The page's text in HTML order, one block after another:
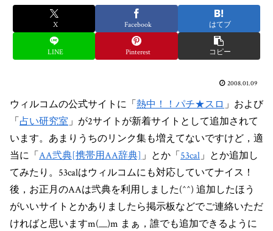
X Facebook はてブ
LINE Pinterest コピー
2008.01.09
ウィルコムの公式サイトに「熱中！！パチ★スロ 」および
「占い研究室」が2サイトが新着サイトとして追加されて
います。あまりうちのリンク集も増えてないですけど，適
当に「AA弐典[携帯用AA辞典]」とか「53cal」とか追加し
てみたり。53calはウィルコムにも対応していてナイス！
後，お正月のAAは弐典を利用しました(^^) 追加したほう
がいいサイトとかありましたら掲示板などでご連絡いただ
ければと思いますm(__)m まぁ，誰でも追加できるように